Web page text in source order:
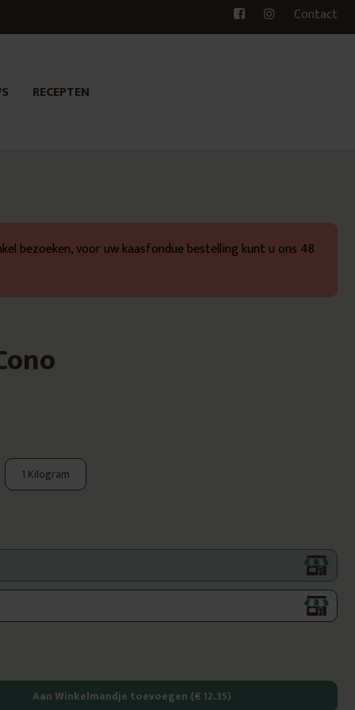
Contact
RECEPTEN
bezoeken, voor uw kaasfondue bestelling kunt u ons 48
1 Kilogram
Aan Winkelmandje toevoegen (€ 12.35)